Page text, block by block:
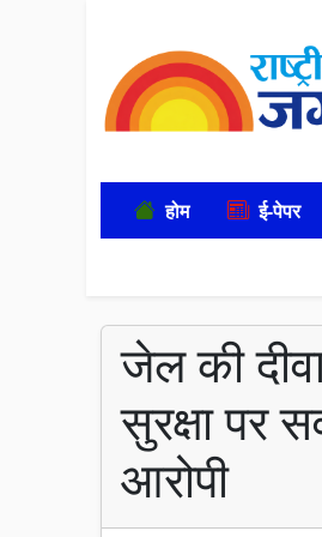
होम ई-पेपर
जेल की
सुरक्षा पर
आरोपी